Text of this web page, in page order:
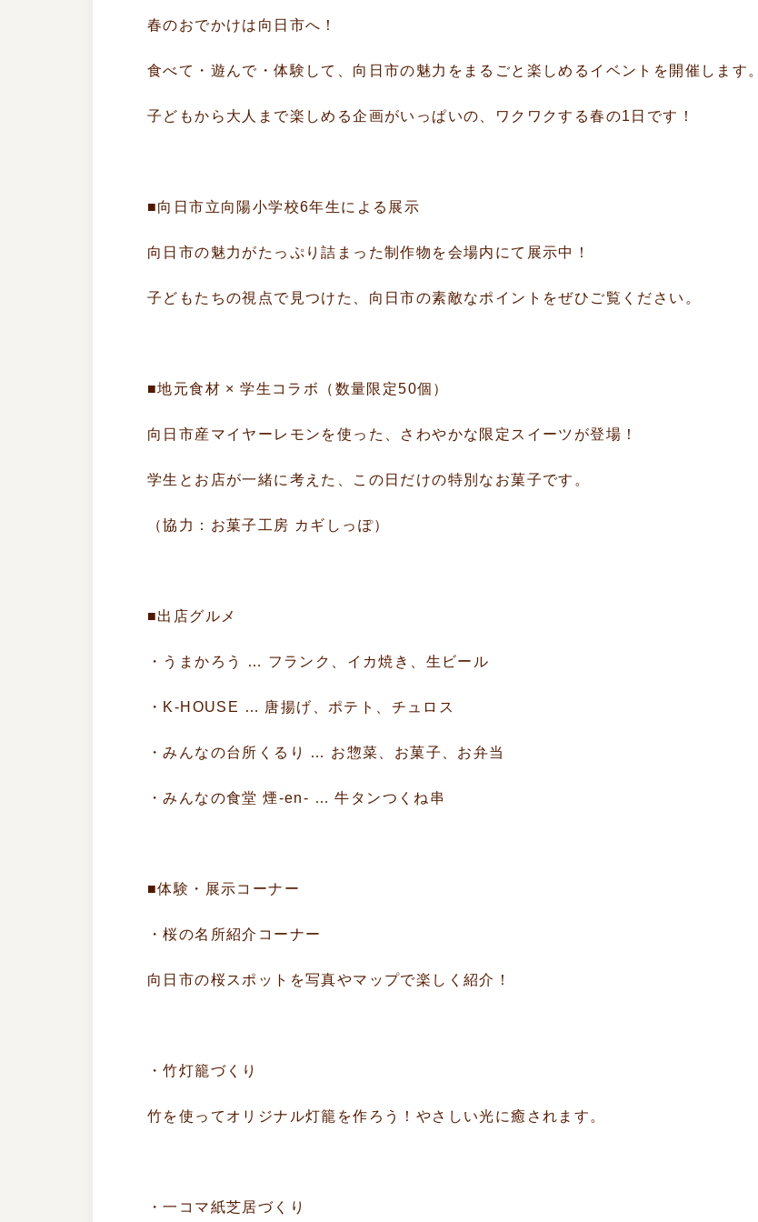
春のおでかけは向日市へ！
食べて・遊んで・体験して、向日市の魅力をまるごと楽しめるイベントを開催します。
子どもから大人まで楽しめる企画がいっぱいの、ワクワクする春の1日です！
■向日市立向陽小学校6年生による展示
向日市の魅力がたっぷり詰まった制作物を会場内にて展示中！
子どもたちの視点で見つけた、向日市の素敵なポイントをぜひご覧ください。
■地元食材 × 学生コラボ（数量限定50個）
向日市産マイヤーレモンを使った、さわやかな限定スイーツが登場！
学生とお店が一緒に考えた、この日だけの特別なお菓子です。
（協力：お菓子工房 カギしっぽ）
■出店グルメ
・うまかろう … フランク、イカ焼き、生ビール
・K-HOUSE … 唐揚げ、ポテト、チュロス
・みんなの台所くるり … お惣菜、お菓子、お弁当
・みんなの食堂 煙-en- … 牛タンつくね串
■体験・展示コーナー
・桜の名所紹介コーナー
向日市の桜スポットを写真やマップで楽しく紹介！
・竹灯籠づくり
竹を使ってオリジナル灯籠を作ろう！やさしい光に癒されます。
・一コマ紙芝居づくり